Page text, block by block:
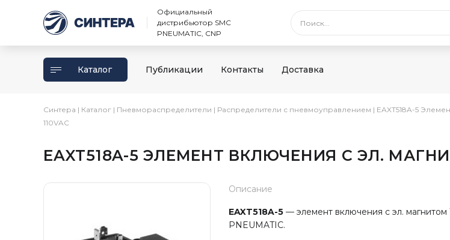
Официальный
дистрибьютор SMC
PNEUMATIC, CNP
Каталог Публикации Контакты Доставка
Синтера | Каталог | Пневмораспределители | Распределители с пневмоуправлением | EAXT518A-5
110VAC
EAXT518A-5 ЭЛЕМЕНТ ВКЛЮЧЕНИЯ С ЭЛ.
Описание
EAXT518A-5— элемент включения с эл. магнитом
PNEUMATIC.